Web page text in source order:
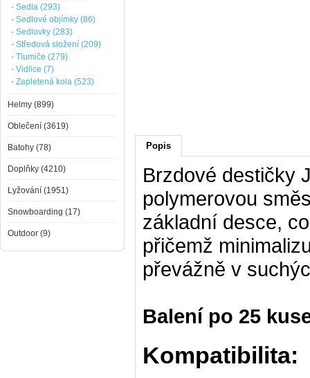
Popis
Brzdové destičky
polymerovou
základní desce,
přičemž
převážně v
Balení po 25
Kompatibilita:
- Sedla (293)
- Sedlové objímky (86)
- Sedlovky (283)
- Středová složení (209)
- Tlumiče (279)
- Vidlice (7)
- Zapletená kola (523)
Helmy (899)
Oblečení (3619)
Batohy (78)
Doplňky (4210)
Lyžování (1951)
Snowboarding (17)
Outdoor (9)